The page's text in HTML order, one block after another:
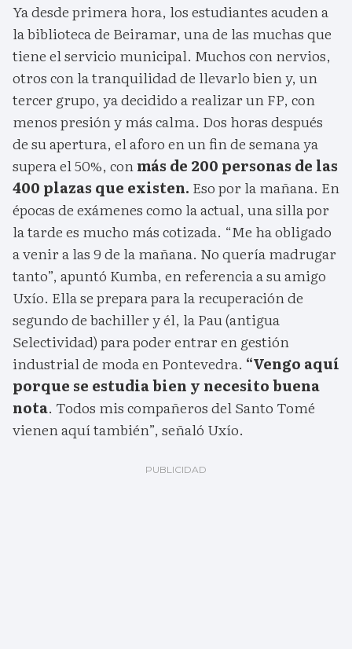
Ya desde primera hora, los estudiantes acuden a
la biblioteca de Beiramar, una de las muchas que
tiene el servicio municipal. Muchos con nervios,
otros con la tranquilidad de llevarlo bien y, un
tercer grupo, ya decidido a realizar un FP, con
menos presión y más calma. Dos horas después
de su apertura, el aforo en un fin de semana ya
supera el 50%, conmás de 200 personas de las
400 plazas que existen. Eso por la mañana. En
épocas de exámenes como la actual, una silla por
la tarde es mucho más cotizada. “Me ha obligado
a venir a las 9 de la mañana. No quería madrugar
tanto”, apuntó Kumba, en referencia a su amigo
Uxío. Ella se prepara para la recuperación de
segundo de bachiller y él, la Pau (antigua
Selectividad) para poder entrar en gestión
industrial de moda en Pontevedra. “Vengo aquí
porque se estudia bien y necesito buena
nota. Todos mis compañeros del Santo Tomé
vienen aquí también”, señaló Uxío.